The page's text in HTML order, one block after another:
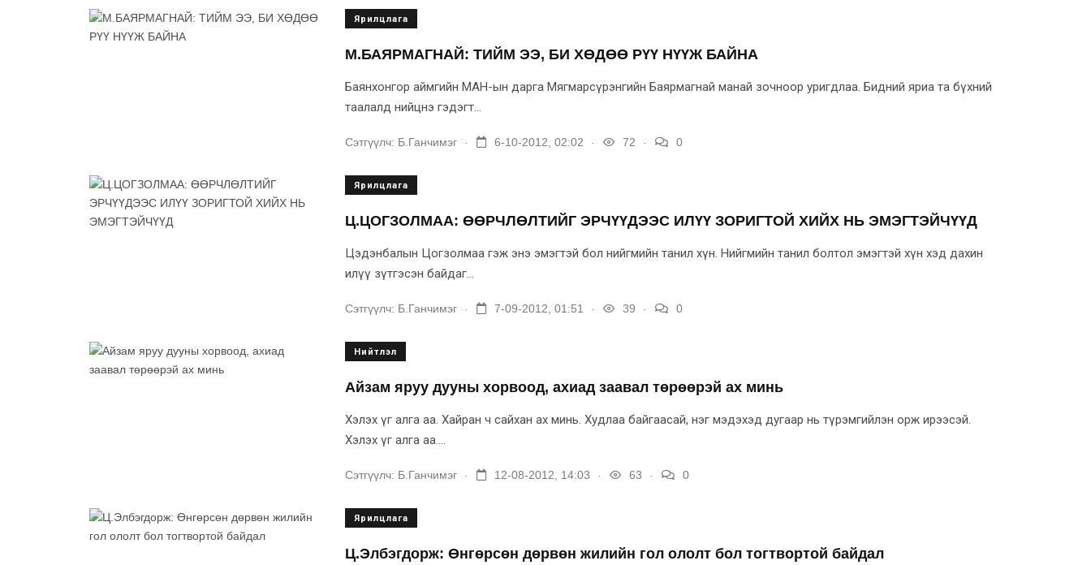
Ярилцлага
М.БАЯРМАГНАЙ: ТИЙМ ЭЭ, БИ ХӨДӨӨ РҮҮ НҮҮЖ БАЙНА
Баянхонгор аймгийн МАН-ын дарга Мягмарсүрэнгийн Баярмагнай манай зочноор уригдлаа. Бидний яриа та бүхний
таалалд нийцнэ гэдэгт...
Сэтгүүлч: Б.Ганчимэг 6-10-2012, 02:02 72 0
Ярилцлага
Ц.ЦОГЗОЛМАА: ӨӨРЧЛӨЛТИЙГ ЭРЧҮҮДЭЭС ИЛҮҮ ЗОРИГТОЙ ХИЙХ НЬ ЭМЭГТЭЙЧҮҮД
Цэдэнбалын Цогзолмаа гэж энэ эмэгтэй бол нийгмийн танил хүн. Нийгмийн танил болтол эмэгтэй хүн хэд дахин
илүү зүтгэсэн байдаг...
Сэтгүүлч: Б.Ганчимэг 7-09-2012, 01:51 39 0
Нийтлэл
Айзам яруу дууны хорвоод, ахиад заавал төрөөрэй ах минь
Хэлэх үг алга аа. Хайран ч сайхан ах минь. Худлаа байгаасай, нэг мэдэхэд дугаар нь түрэмгийлэн орж ирээсэй.
Хэлэх үг алга аа....
Сэтгүүлч: Б.Ганчимэг 12-08-2012, 14:03 63 0
Ярилцлага
Ц.Элбэгдорж: Өнгөрсөн дөрвөн жилийн гол ололт бол тогтвортой байдал